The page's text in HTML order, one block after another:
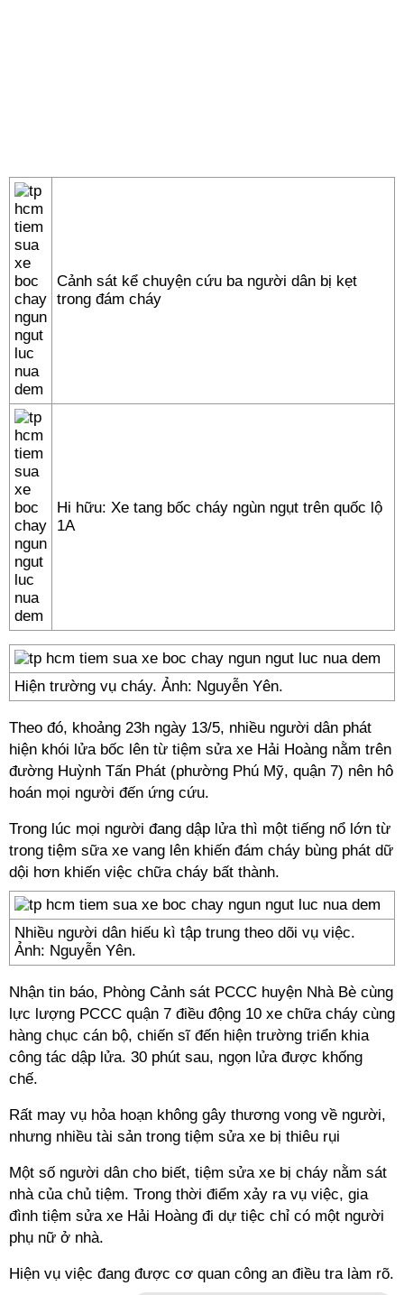
Cảnh sát kể chuyện cứu ba người dân bị kẹt
trong đám cháy
Hi hữu: Xe tang bốc cháy ngùn ngụt trên quốc lộ
1A
Hiện trường vụ cháy. Ảnh: Nguyễn Yên.
Theo đó, khoảng 23h ngày 13/5, nhiều người dân phát
hiện khói lửa bốc lên từ tiệm sửa xe Hải Hoàng nằm trên
đường Huỳnh Tấn Phát (phường Phú Mỹ, quận 7) nên hô
hoán mọi người đến ứng cứu.
Trong lúc mọi người đang dập lửa thì một tiếng nổ lớn từ
trong tiệm sữa xe vang lên khiến đám cháy bùng phát dữ
dội hơn khiến việc chữa cháy bất thành.
Nhiều người dân hiếu kì tập trung theo dõi vụ việc.
Ảnh: Nguyễn Yên.
Nhận tin báo, Phòng Cảnh sát PCCC huyện Nhà Bè cùng
lực lượng PCCC quận 7 điều động 10 xe chữa cháy cùng
hàng chục cán bộ, chiến sĩ đến hiện trường triển khia
công tác dập lửa. 30 phút sau, ngọn lửa được khống
chế.
Rất may vụ hỏa hoạn không gây thương vong về người,
nhưng nhiều tài sản trong tiệm sửa xe bị thiêu rụi
Một số người dân cho biết, tiệm sửa xe bị cháy nằm sát
nhà của chủ tiệm. Trong thời điểm xảy ra vụ việc, gia
đình tiệm sửa xe Hải Hoàng đi dự tiệc chỉ có một người
phụ nữ ở nhà.
Hiện vụ việc đang được cơ quan công an điều tra làm rõ.